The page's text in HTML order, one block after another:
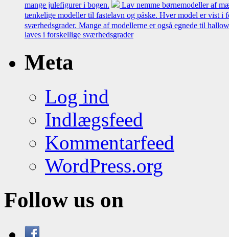
mange julefigurer i bogen.
Lav nemme børnemodeller af
tænkelige modeller til fastelavn og påske. Hver model er vist i
sværhedsgrader. Mange af modellerne er også egnede til
laves i forskellige sværhedsgrader
Meta
Log ind
Indlægsfeed
Kommentarfeed
WordPress.org
Follow us on